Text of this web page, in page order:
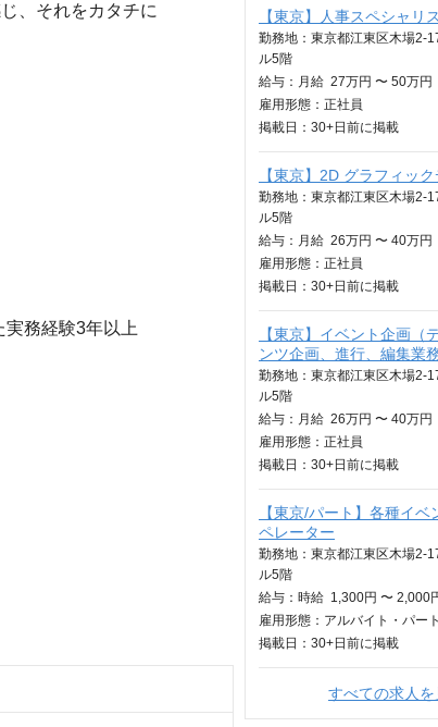
、それをカタチに
実務経験3年以上
【東京】人事スペシャリ
勤務地：東京都江東区木場
ル5階
給与： 月給 27万円 〜 50万円
雇用形態：正社員
掲載日： 30+日 前に掲載
【東京】2D グラフィッ
勤務地：東京都江東区木場
ル5階
給与： 月給 26万円 〜 40万円
雇用形態：正社員
掲載日： 30+日 前に掲載
【東京】イベント企画（
ンツ企画、進行、編集業務
勤務地：東京都江東区木場
ル5階
給与： 月給 26万円 〜 40万円
雇用形態：正社員
掲載日： 30+日 前に掲載
【東京/パート】各種イベ
ペレーター
勤務地：東京都江東区木場
ル5階
給与： 時給 1,300円 〜 2,000
雇用形態：アルバイト・パート
掲載日： 30+日 前に掲載
すべての求人を